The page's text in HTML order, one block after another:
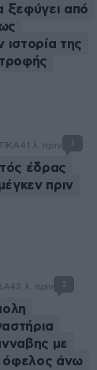
ξεφύγει από
ιστορία της
41 λ. πριν 1
έδρας
πριν
43 λ. πριν 2
με
όφελος άνω